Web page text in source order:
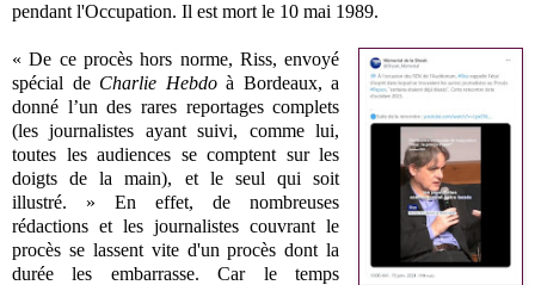
pendant l'Occupation. Il est mort le 10 mai 1989.
« De ce procès hors norme, Riss, envoyé
spécial de Charlie Hebdoà Bordeaux, a
donné l’un des rares reportages complets
(les journalistes ayant suivi, comme lui,
toutes les audiences se comptent sur les
doigts de la main), et le seul qui soit
illustré. » En effet, de nombreuses
rédactions et les journalistes couvrant le
procès se lassent vite d'un procès dont la
durée les embarrasse. Car le temps